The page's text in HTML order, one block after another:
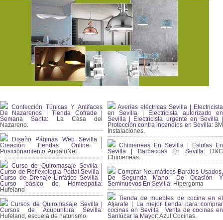
Confección Túnicas Y Antifaces
De Nazarenos | Tienda Cofrade |
Semana Santa: La Casa del
Nazareno.
Diseño Páginas Web Sevilla |
Creación Tiendas Online |
Posicionamiento:AndaluNet
Curso de Quiromasaje Sevilla |
Curso de Reflexología Podal Sevilla |
Curso de Drenaje Linfático Sevilla |
Curso básico de Homeopatía:
Hufeland
Cursos de Quiromasaje Sevilla |
Cursos de Acupuntura Sevilla:
Hufeland, escuela de naturismo.
Averías eléctricas Sevilla | Electricista
en Sevilla | Electricista autorizado en
Sevilla | Electricista urgente en Sevilla |
Protección contra incendios en Sevilla:3M
Instalaciones.
Chimeneas En Sevilla | Estufas En
Sevilla | Barbacoas En Sevilla:D&C
Chimeneas.
Comprar Neumáticos Baratos Usados,
De Segunda Mano, De Ocasión Y
Seminuevos En Sevilla: Hipergoma
Tienda de muebles de cocina en el
Aljarafe | La mejor tienda para comprar
cocinas en Sevilla | Venta de cocinas en
Sanlúcar la Mayor:Azul Cocinas.